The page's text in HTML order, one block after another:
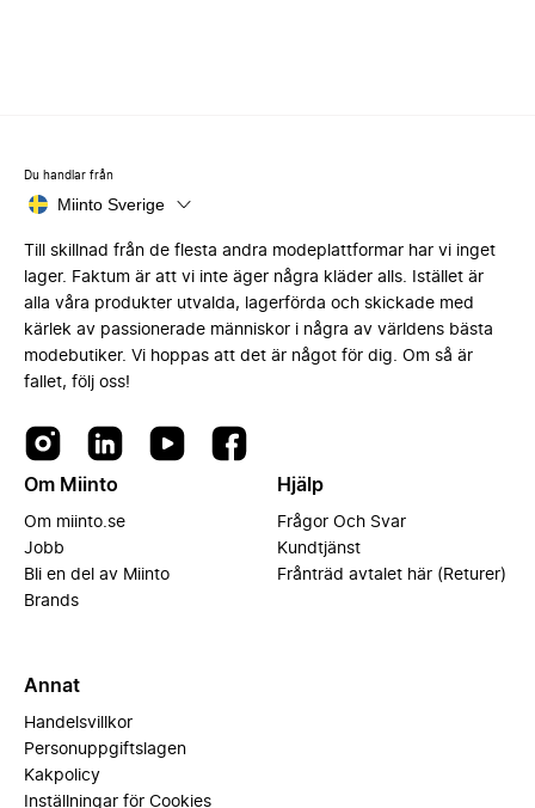
Du handlar från
Miinto Sverige
Till skillnad från de flesta andra modeplattformar har vi inget
lager. Faktum är att vi inte äger några kläder alls. Istället är
alla våra produkter utvalda, lagerförda och skickade med
kärlek av passionerade människor i några av världens bästa
modebutiker. Vi hoppas att det är något för dig. Om så är
fallet, följ oss!
Om Miinto
Om miinto.se
Jobb
Bli en del av Miinto
Brands
Hjälp
Frågor Och Svar
Kundtjänst
Frånträd avtalet här (Returer)
Annat
Handelsvillkor
Personuppgiftslagen
Kakpolicy
Inställningar för Cookies